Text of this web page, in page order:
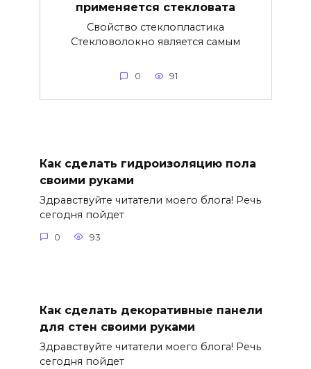
применяется стекловата
Свойство стеклопластика
Стекловолокно является самым
0 91
Как сделать гидроизоляцию пола
своими руками
Здравствуйте читатели моего блога! Речь
сегодня пойдет
0 93
Как сделать декоративные панели
для стен своими руками
Здравствуйте читатели моего блога! Речь
сегодня пойдет